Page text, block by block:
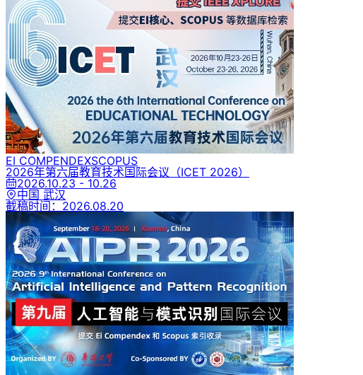
EI COMPENDEXSCOPUS
2026年第六届教育技术国际会议 （ICET 2026）
2026.10.23 - 10.26
中国 武汉
截稿时间： 2026.08.20